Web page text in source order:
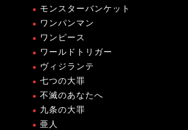
モンスターバンケット
ワンパンマン
ワンピース
ワールドトリガー
ヴィジランテ
七つの大罪
不滅のあなたへ
九条の大罪
亜人